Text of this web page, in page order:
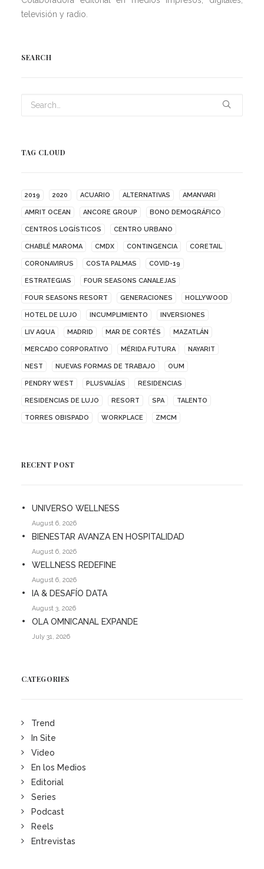
televisión y radio.
SEARCH
TAG CLOUD
2019 2020 ACUARIO ALTERNATIVAS AMANVARI
AMRIT OCEAN ANCORE GROUP BONO DEMOGRÁFICO
CENTROS LOGÍSTICOS CENTRO URBANO
CHABLÉ MAROMA CMDX CONTINGENCIA CORETAIL
CORONAVIRUS COSTA PALMAS COVID-19
ESTRATEGIAS FOUR SEASONS CANALEJAS
FOUR SEASONS RESORT GENERACIONES HOLLYWOOD
HOTEL DE LUJO INCUMPLIMIENTO INVERSIONES
LIV AQUA MADRID MAR DE CORTÉS MAZATLÁN
MERCADO CORPORATIVO MÉRIDA FUTURA NAYARIT
NEST NUEVAS FORMAS DE TRABAJO OUM
PENDRY WEST PLUSVALÍAS RESIDENCIAS
RESIDENCIAS DE LUJO RESORT SPA TALENTO
TORRES OBISPADO WORKPLACE ZMCM
RECENT POST
UNIVERSO WELLNESS
August 6, 2026
BIENESTAR AVANZA EN HOSPITALIDAD
August 6, 2026
WELLNESS REDEFINE
August 6, 2026
IA & DESAFÍO DATA
August 3, 2026
OLA OMNICANAL EXPANDE
July 31, 2026
CATEGORIES
Trend
In Site
Video
En los Medios
Editorial
Series
Podcast
Reels
Entrevistas